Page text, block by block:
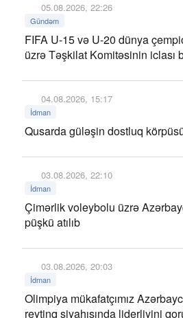
05.08.2026, 22:26
Gündəm
FIFA U-15 və U-20 dünya
üzrə Təşkilat Komitəsinin iclası
04.08.2026, 15:17
İdman
Qusarda güləşin dostluq
03.08.2026, 22:10
İdman
Çimərlik voleybolu üzrə
püşkü atılıb
03.08.2026, 20:03
İdman
Olimpiya mükafatçımız
reytinq siyahısında liderliyini